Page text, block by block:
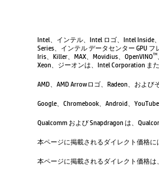
Intel、インテル、Intel ロゴ、Intel Inside
Series、インテル データセンター GPU
Iris、Killer、MAX、Movidius、OpenVINOTM
Xeon、ジーオンは、Intel Corporation ま
AMD、AMD Arrowロゴ、Radeon、および
Google、Chromebook、Android、
Qualcomm および Snapdragon は、
本ページに掲載されるダイレクト価格に
本ページに掲載されるダイレクト価格